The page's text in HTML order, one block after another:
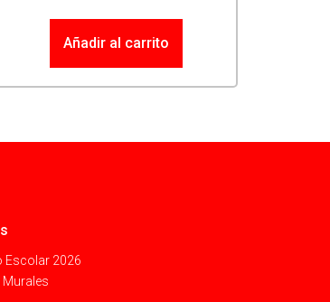
Añadir al carrito
Escolar 2026
Murales